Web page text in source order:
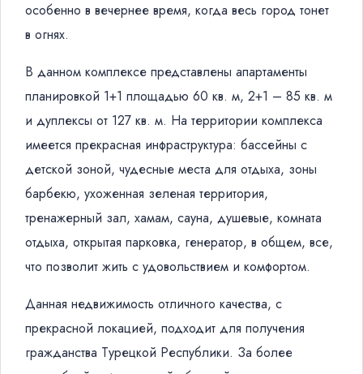
особенно в вечернее время, когда весь город тонет
в огнях.
В данном комплексе представлены апартаменты
планировкой 1+1 площадью 60 кв. м, 2+1 – 85 кв. м
и дуплексы от 127 кв. м. На территории комплекса
имеется прекрасная инфраструктура: бассейны с
детской зоной, чудесные места для отдыха, зоны
барбекю, ухоженная зеленая территория,
тренажерный зал, хамам, сауна, душевые, комната
отдыха, открытая парковка, генератор, в общем, все,
что позволит жить с удовольствием и комфортом.
Данная недвижимость отличного качества, с
прекрасной локацией, подходит для получения
гражданства Турецкой Республики. За более